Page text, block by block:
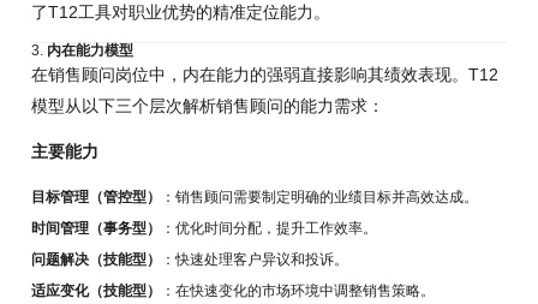
了T12工具对职业优势的精准定位能力。
3. 内在能力模型
在销售顾问岗位中，内在能力的强弱直接影响其绩效表现。T12
模型从以下三个层次解析销售顾问的能力需求：
主要能力
目标管理（管控型）
：销售顾问需要制定明确的业绩目标并高效达成。
时间管理（事务型）
：优化时间分配，提升工作效率。
问题解决（技能型）
：快速处理客户异议和投诉。
适应变化（技能型）
：在快速变化的市场环境中调整销售策略。